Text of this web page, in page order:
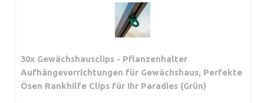
30x Gewächshausclips - Pflanzenhalter
Aufhängevorrichtungen für Gewächshaus, Perfekte
Ösen Rankhilfe Clips für Ihr Paradies (Grün)